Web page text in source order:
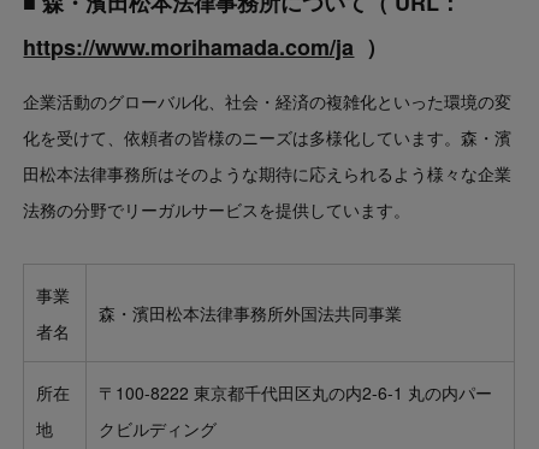
https://www.morihamada.com/ja ）
企業活動のグローバル化、社会・経済の複雑化といった環境の変
化を受けて、依頼者の皆様のニーズは多様化しています。森・濱
田松本法律事務所はそのような期待に応えられるよう様々な企業
法務の分野でリーガルサービスを提供しています。
事業
者名
森・濱田松本法律事務所外国法共同事業
所在
地
〒100-8222 東京都千代田区丸の内2-6-1 丸の内パー
クビルディング